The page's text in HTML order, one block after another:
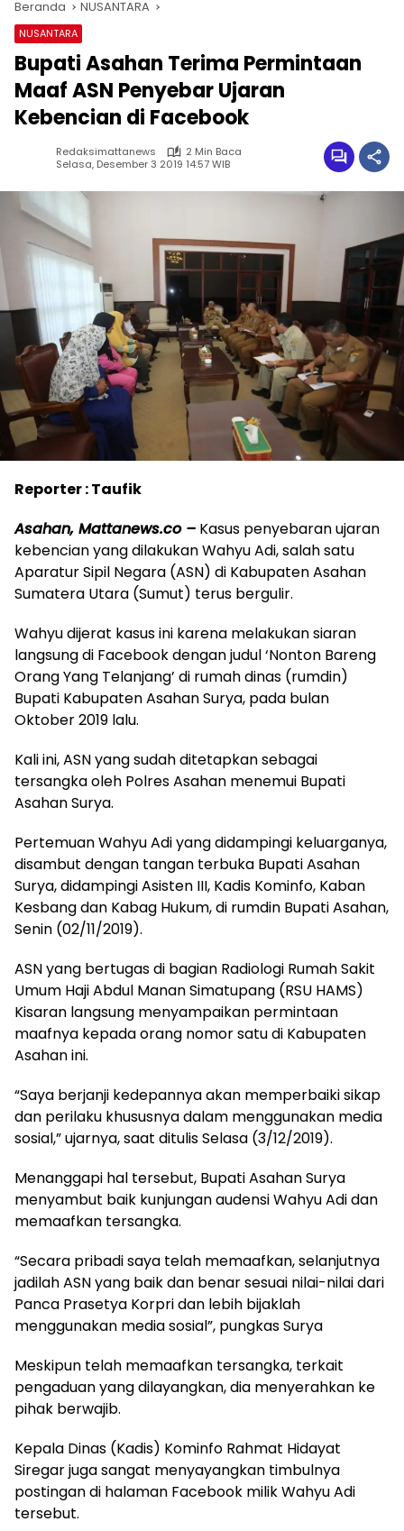
Beranda NUSANTARA
NUSANTARA
Bupati Asahan Terima Permintaan
Maaf ASN Penyebar Ujaran
Kebencian di Facebook
Redaksimattanews
2 Min Baca
Selasa, Desember 3 2019 14:57 WIB
Reporter : Taufik
Asahan, Mattanews.co – Kasus penyebaran ujaran
kebencian yang dilakukan Wahyu Adi, salah satu
Aparatur Sipil Negara (ASN) di Kabupaten Asahan
Sumatera Utara (Sumut) terus bergulir.
Wahyu dijerat kasus ini karena melakukan siaran
langsung di Facebook dengan judul ‘Nonton Bareng
Orang Yang Telanjang’ di rumah dinas (rumdin)
Bupati Kabupaten Asahan Surya, pada bulan
Oktober 2019 lalu.
Kali ini, ASN yang sudah ditetapkan sebagai
tersangka oleh Polres Asahan menemui Bupati
Asahan Surya.
Pertemuan Wahyu Adi yang didampingi keluarganya,
disambut dengan tangan terbuka Bupati Asahan
Surya, didampingi Asisten III, Kadis Kominfo, Kaban
Kesbang dan Kabag Hukum, di rumdin Bupati Asahan,
Senin (02/11/2019).
ASN yang bertugas di bagian Radiologi Rumah Sakit
Umum Haji Abdul Manan Simatupang (RSU HAMS)
Kisaran langsung menyampaikan permintaan
maafnya kepada orang nomor satu di Kabupaten
Asahan ini.
“Saya berjanji kedepannya akan memperbaiki sikap
dan perilaku khususnya dalam menggunakan media
sosial,” ujarnya, saat ditulis Selasa (3/12/2019).
Menanggapi hal tersebut, Bupati Asahan Surya
menyambut baik kunjungan audensi Wahyu Adi dan
memaafkan tersangka.
“Secara pribadi saya telah memaafkan, selanjutnya
jadilah ASN yang baik dan benar sesuai nilai-nilai dari
Panca Prasetya Korpri dan lebih bijaklah
menggunakan media sosial”, pungkas Surya
Meskipun telah memaafkan tersangka, terkait
pengaduan yang dilayangkan, dia menyerahkan ke
pihak berwajib.
Kepala Dinas (Kadis) Kominfo Rahmat Hidayat
Siregar juga sangat menyayangkan timbulnya
postingan di halaman Facebook milik Wahyu Adi
tersebut.